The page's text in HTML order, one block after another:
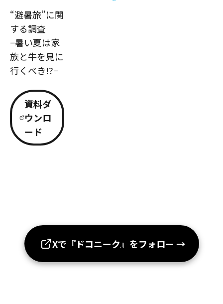
“避暑旅”に関
する調査
−暑い夏は家
族と牛を見に
行くべき!?−
資料ダ
ウンロ
ード
Xで『ドコニーク』をフォロー →